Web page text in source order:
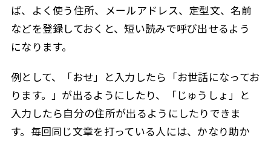
ば、よく使う住所、メールアドレス、定型文、名前
などを登録しておくと、短い読みで呼び出せるよう
になります。
例として、「おせ」と入力したら「お世話になってお
ります。」が出るようにしたり、「じゅうしょ」と
入力したら自分の住所が出るようにしたりできま
す。毎回同じ文章を打っている人には、かなり助か